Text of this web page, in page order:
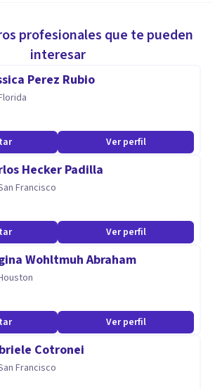
profesionales que te pueden
interesar
Perez Rubio
Ver perfil
Hecker Padilla
Francisco
Ver perfil
Wohltmuh Abraham
Ver perfil
Cotronei
Francisco